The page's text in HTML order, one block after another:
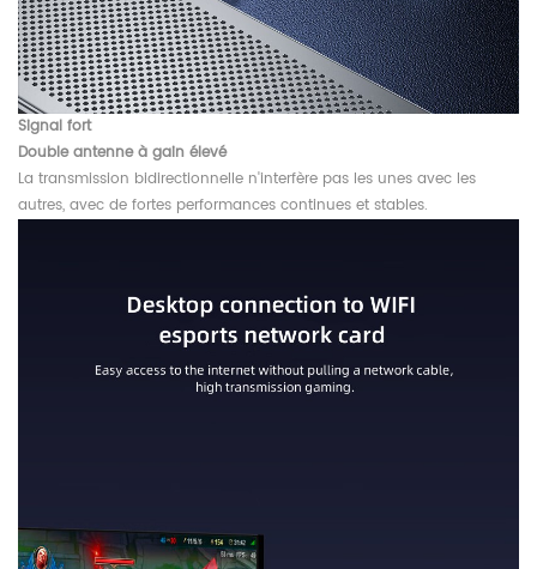
Signal fort
Double antenne à gain élevé
La transmission bidirectionnelle n'interfère pas les unes avec les
autres, avec de fortes performances continues et stables.